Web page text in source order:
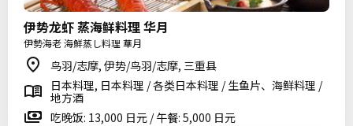
伊势龙虾 蒸海鲜料理 华月
伊勢海老 海鮮蒸し料理 華月
鸟羽/志摩, 伊势/鸟羽/志摩, 三重县
日本料理, 日本料理 / 各类日本料理 / 生鱼片、海鲜料理 /
地方酒
吃晚饭: 13,000 日元 / 午餐: 5,000 日元